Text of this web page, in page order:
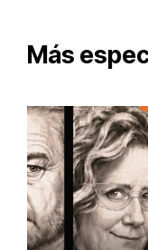
Más